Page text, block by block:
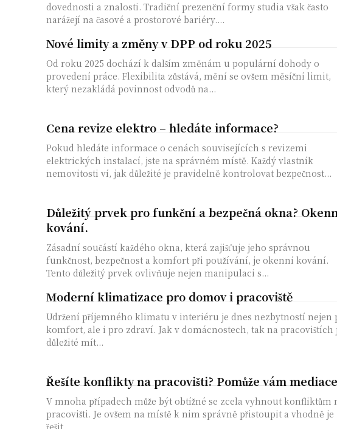
dovednosti a znalosti. Tradiční prezenční formy studia však často
narážejí na časové a prostorové bariéry....
Nové limity a změny v DPP od roku 2025
Od roku 2025 dochází k dalším změnám u populární dohody o
provedení práce. Flexibilita zůstává, mění se ovšem měsíční limit,
který nezakládá povinnost odvodů na...
Cena revize elektro – hledáte informace?
Pokud hledáte informace o cenách souvisejících s revizemi
elektrických instalací, jste na správném místě. Každý vlastník
nemovitosti ví, jak důležité je pravidelně kontrolovat bezpečnost...
Důležitý prvek pro funkční a bezpečná okna?
kování.
Zásadní součástí každého okna, která zajišťuje jeho správnou
funkčnost, bezpečnost a komfort při používání, je okenní kování.
Tento důležitý prvek ovlivňuje nejen manipulaci s...
Moderní klimatizace pro domov i pracoviště
Udržení příjemného klimatu v interiéru je dnes nezbytností nejen
komfort, ale i pro zdraví. Jak v domácnostech, tak na pracovištích
důležité mít...
Řešíte konflikty na pracovišti? Pomůže vám mediace
V mnoha případech může být obtížné se zcela vyhnout konfliktům
pracovišti. Je ovšem na místě k nim správně přistoupit a vhodně je
řešit....